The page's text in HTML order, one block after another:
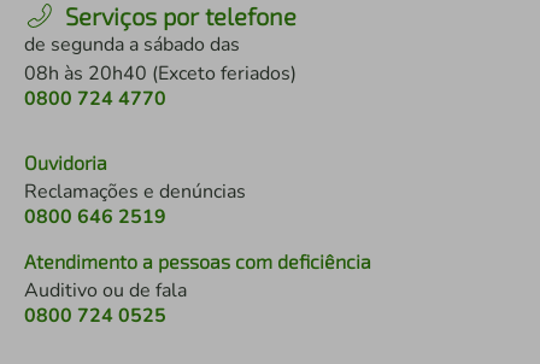
Serviços por telefone
de segunda a sábado das
08h às 20h40 (Exceto feriados)
0800 724 4770
Ouvidoria
Reclamações e denúncias
0800 646 2519
Atendimento a pessoas com deficiência
Auditivo ou de fala
0800 724 0525